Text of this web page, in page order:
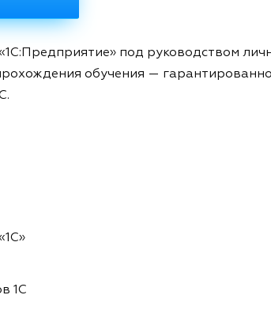
под руководством
обучения —
1С